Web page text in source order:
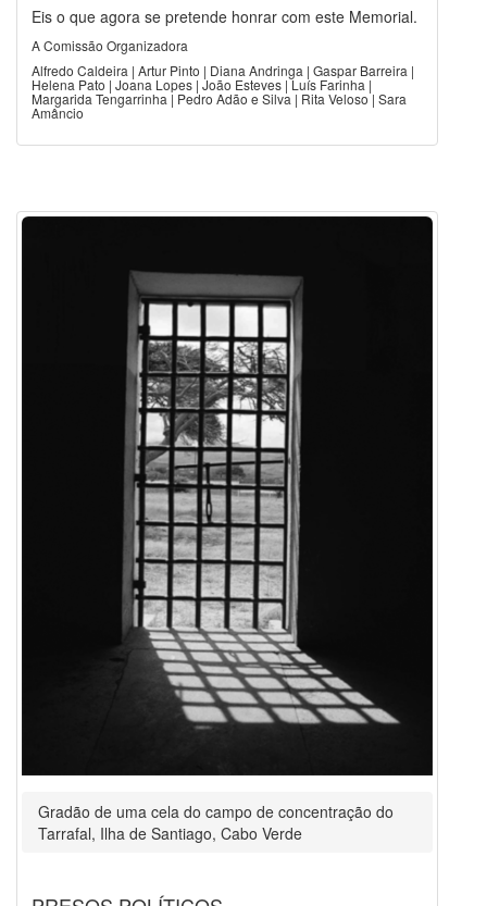
Eis o que agora se pretende honrar com este Memorial.
A Comissão Organizadora
Alfredo Caldeira | Artur Pinto | Diana Andringa | Gaspar Barreira |
Helena Pato | Joana Lopes | João Esteves | Luís Farinha |
Margarida Tengarrinha | Pedro Adão e Silva | Rita Veloso | Sara
Amâncio
Gradão de uma cela do campo de concentração do
Tarrafal, Ilha de Santiago, Cabo Verde